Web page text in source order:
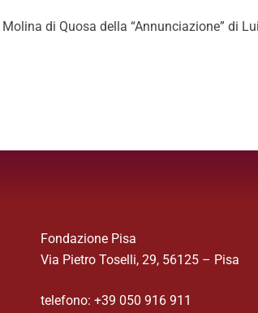
di Quosa della “Annunciazione” di
Fondazione Pisa
Via Pietro Toselli, 29, 56125 – Pisa
telefono: +39 050 916 911